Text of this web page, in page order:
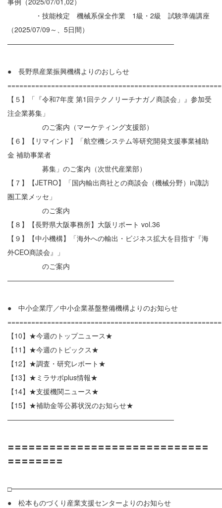
・技能検定 機械系保全作業 1級・2級 試験準備講座
（2025/07/09～、5日間）
————————————————————————
● 長野県産業振興機構よりのおしらせ
【５】「『令和7年度 第1回テクノリーチナガノ商談会」』参加受
注企業募集」
のご案内（マーケティング支援部）
【６】【リマインド】「航空機システム等研究開発支援事業補助
金 補助事業者
募集」のご案内（次世代産業部）
【７】【JETRO】「国内輸出商社との商談会（機械分野）in諏訪
圏工業メッセ」
のご案内
【８】【長野県大阪事務所】大阪リポート vol.36
【９】【中小機構】「海外への輸出・ビジネス拡大を目指す『海
外CEO商談会』」
のご案内
————————————————————————
● 中小企業庁／中小企業基盤整備機構よりのお知らせ
【10】★今週のトップニュース★
【11】★今週のトピックス★
【12】★調査・研究レポート★
【13】★ミラサポplus情報★
【14】★支援機関ニュース★
【15】★補助金等公募状況のお知らせ★
————————————————————————
〓〓〓〓〓〓〓〓〓〓〓〓〓〓〓〓〓〓〓〓〓〓〓〓〓〓〓〓〓
〓〓〓〓〓〓〓〓
● 松本ものづくり産業支援センターよりのお知らせ